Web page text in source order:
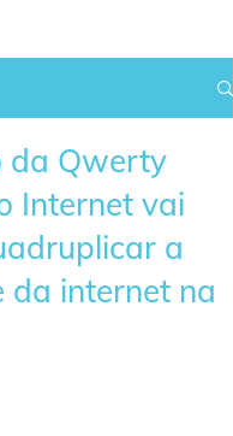
da Qwerty
Internet vai
a
da internet na